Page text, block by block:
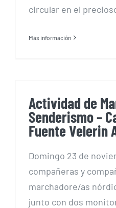
circular en el
Más información
Actividad de
Senderismo –
Fuente Velerin
Domingo 23 de
compañeras y
marchadore/as
junto con dos